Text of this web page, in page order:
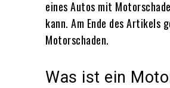
eines Autos mit
kann. Am Ende des Artikels
Motorschaden.
Was ist ein